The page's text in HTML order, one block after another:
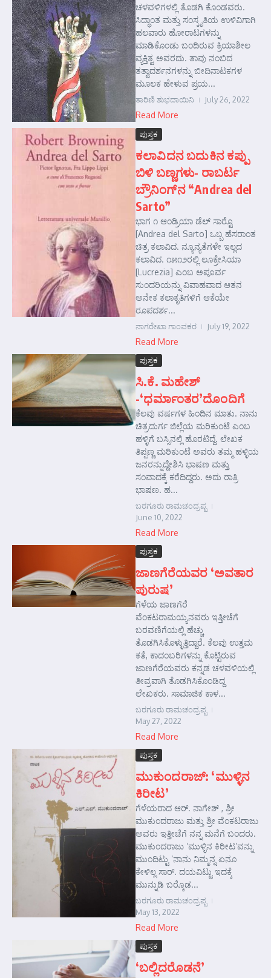
ಚಳವಳಿಗಳಲ್ಲಿ ತೊಡಗಿ ಕೊಂಡವರು.
ಸಿದ್ಧಾಂತ ಮತ್ತು ಸಂಸ್ಕೃತಿಯ ಉಳಿವಿಗಾಗಿ
ಹಲವಾರು ಹೋರಾಟಗಳನ್ನು
ಮಾಡಿಕೊಂಡು ಬಂದಿರುವ ಕ್ರಿಯಾಶೀಲ
ವ್ಯಕ್ತಿತ್ವ ಅವರದು. ತಾವು ನಂಬಿದ
ತತ್ವಾದರ್ಶನಗಳನ್ನು ಬೀದಿನಾಟಕಗಳ
ಮೂಲಕ ಹೇಳುವ ಪ್ರಯ...
ತಾರಿಣಿ ಶುಭದಾಯಿನಿ July 26, 2022
Read More
ಪುಸ್ತಕ
ಕಲಾವಿದನ ಬದುಕಿನ ಕಪ್ಪು
ಬಿಳಿ ಬಣ್ಣಗಳು- ರಾಬರ್ಟ
ಬ್ರೌನಿಂಗ್‌ನ “Andrea del
Sarto”
ಭಾಗ ೧ ಆಂಡ್ರಿಯಾ ಡೆಲ್ ಸಾರ್‍ಟೊ
[Andrea del Sarto] ಒಬ್ಬ ಹೆಸರಾಂತ
ಚಿತ್ರ ಕಲಾವಿದ. ನ್ಯೂನ್ಯತೆಗಳೇ ಇಲ್ಲದ
ಕಲಾವಿದ. ೧೫೧೨ರಲ್ಲಿ ಲೂಕ್ರೇಸಿಯಾ
[Lucrezia] ಎಂಬ ಅಪೂರ್ವ
ಸುಂದರಿಯನ್ನು ವಿವಾಹವಾದ ಆತನ
ಅನೇಕ ಕಲಾಕೃತಿಗಳಿಗೆ ಆಕೆಯೇ
ರೂಪದರ್ಶ...
ನಾಗರೇಖಾ ಗಾಂವಕರ July 19, 2022
Read More
ಪುಸ್ತಕ
ಸಿ.ಕೆ. ಮಹೇಶ್
-‘ಧರ್ಮಾಂತರ’ದೊಂದಿಗೆ
ಕೆಲವು ವರ್ಷಗಳ ಹಿಂದಿನ ಮಾತು. ನಾನು
ಚಿತ್ರದುರ್ಗ ಜಿಲ್ಲೆಯ ಮರಿಕುಂಟೆ ಎಂಬ
ಹಳ್ಳಿಗೆ ಬಸ್ಸಿನಲ್ಲಿ ಹೊರಟಿದ್ದೆ. ಲೇಖಕ
ತಿಪ್ಪಣ್ಣ ಮರಿಕುಂಟೆ ಅವರು ತಮ್ಮ ಹಳ್ಳಿಯ
ಜನರನ್ನುದ್ದೇಶಿಸಿ ಭಾಷಣ ಮತ್ತು
ಸಂವಾದಕ್ಕೆ ಕರೆದಿದ್ದರು. ಅದು ರಾತ್ರಿ
ಭಾಷಣ. ಹ...
ಬರಗೂರು ರಾಮಚಂದ್ರಪ್ಪ
June 10, 2022
Read More
ಪುಸ್ತಕ
ಜಾಣಗೆರೆಯವರ ‘ಅವತಾರ
ಪುರುಷ’
ಗೆಳೆಯ ಜಾಣಗೆರೆ
ವೆಂಕಟರಾಮಯ್ಯನವರು ಇತ್ತೀಚೆಗೆ
ಬರವಣಿಗೆಯಲ್ಲಿ ಹೆಚ್ಚು
ತೊಡಗಿಸಿಕೊಳ್ಳುತ್ತಿದ್ದಾರೆ. ಕೆಲವು ಉತ್ತಮ
ಕತೆ, ಕಾದಂಬರಿಗಳನ್ನು ಕೊಟ್ಟಿರುವ
ಜಾಣಗೆರೆಯವರು ಕನ್ನಡ ಚಳವಳಿಯಲ್ಲಿ
ತೀವ್ರವಾಗಿ ತೊಡಗಿಸಿಕೊಂಡಿದ್ದ
ಲೇಖಕರು. ಸಾಮಾಜಿಕ ಕಾಳ...
ಬರಗೂರು ರಾಮಚಂದ್ರಪ್ಪ
May 27, 2022
Read More
ಪುಸ್ತಕ
ಮುಕುಂದರಾಜ್: ‘ಮುಳ್ಳಿನ
ಕಿರೀಟ’
ಗೆಳೆಯರಾದ ಆರ್. ನಾಗೇಶ್ , ಶ್ರೀ
ಮುಕುಂದರಾಜು ಮತ್ತು ಶ್ರೀ ವೆಂಕಟರಾಜು
ಅವರು ಇತ್ತೀಚೆಗೆ ನನ್ನ ಮನೆಗೆ ಬಂದರು.
ಮುಕುಂದರಾಜು ‘ಮುಳ್ಳಿನ ಕಿರೀಟ’ವನ್ನು
ಮುಂದಿಟ್ಟು ‘ನಾನು ನಿಮ್ಮನ್ನ ಏನೂ
ಕೇಳಿಲ್ಲ ಸಾರ್. ದಯವಿಟ್ಟು ಇದಕ್ಕೆ
ಮುನ್ನುಡಿ ಬರ್‍ಕೊಡ...
ಬರಗೂರು ರಾಮಚಂದ್ರಪ್ಪ
May 13, 2022
Read More
ಪುಸ್ತಕ
‘ಬಲ್ಲಿದರೊಡನೆ’